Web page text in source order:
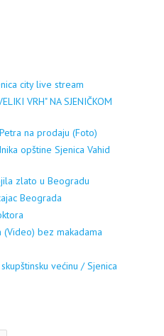
city live stream
VRH" NA SJENIČKOM
na prodaju (Foto)
opštine Sjenica Vahid
zlato u Beogradu
Beograda
(Video) bez makadama
većinu / Sjenica